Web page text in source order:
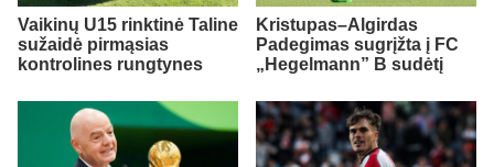
Vaikinų U15 rinktinė Taline
sužaidė pirmąsias
kontrolines rungtynes
Kristupas–Algirdas
Padegimas sugrįžta į FC
„Hegelmann” B sudėtį